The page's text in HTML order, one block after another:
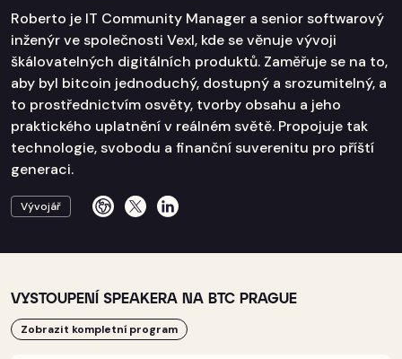
Roberto je IT Community Manager a senior softwarový
inženýr ve společnosti Vexl, kde se věnuje vývoji
škálovatelných digitálních produktů. Zaměřuje se na to,
aby byl bitcoin jednoduchý, dostupný a srozumitelný, a
to prostřednictvím osvěty, tvorby obsahu a jeho
praktického uplatnění v reálném světě. Propojuje tak
technologie, svobodu a finanční suverenitu pro příští
generaci.
Vývojář
VYSTOUPENÍ SPEAKERA NA BTC PRAGUE
Zobrazit kompletní program